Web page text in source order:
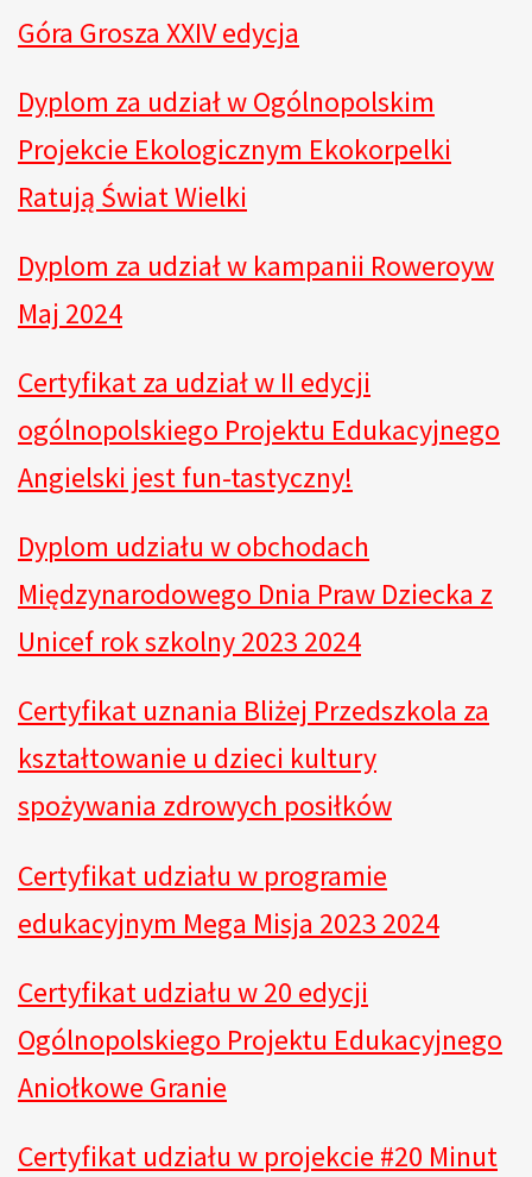
Góra Grosza XXIV edycja
Dyplom za udział w Ogólnopolskim
Projekcie Ekologicznym Ekokorpelki
Ratują Świat Wielki
Dyplom za udział w kampanii Roweroyw
Maj 2024
Certyfikat za udział w II edycji
ogólnopolskiego Projektu Edukacyjnego
Angielski jest fun-tastyczny!
Dyplom udziału w obchodach
Międzynarodowego Dnia Praw Dziecka z
Unicef rok szkolny 2023 2024
Certyfikat uznania Bliżej Przedszkola za
kształtowanie u dzieci kultury
spożywania zdrowych posiłków
Certyfikat udziału w programie
edukacyjnym Mega Misja 2023 2024
Certyfikat udziału w 20 edycji
Ogólnopolskiego Projektu Edukacyjnego
Aniołkowe Granie
Certyfikat udziału w projekcie #20 Minut